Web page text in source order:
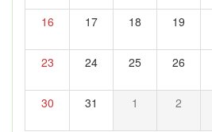
16 17 18 19
23 24 25 26
30 31 1 2